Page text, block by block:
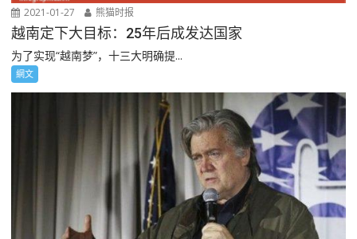
2021-01-27 熊猫时报
越南定下大目标：25年后成发达国家
为了实现“越南梦”，十三大明确提...
網文